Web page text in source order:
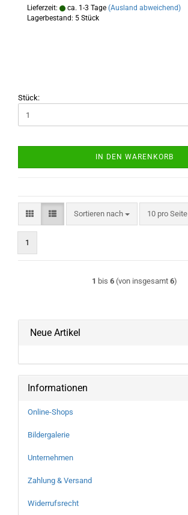
Lieferzeit: ca. 1-3 Tage (Ausland abweichend)
Lagerbestand: 5 Stück
Stück:
IN DEN WARENKORB
Sortieren nach
Sortieren nach 10 pro Seite
pro Seite
1
1 bis 6 (von insgesamt 6)
Neue Artikel
Informationen
Online-Shops
Bildergalerie
Unternehmen
Zahlung & Versand
Widerrufsrecht